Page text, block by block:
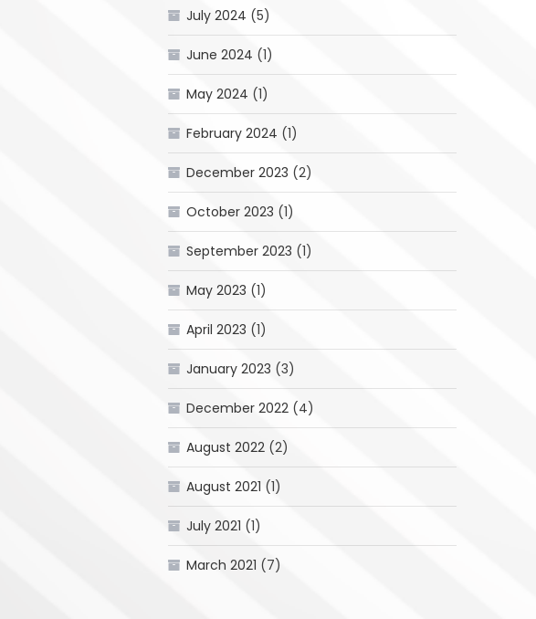
July 2024 (5)
June 2024 (1)
May 2024 (1)
February 2024 (1)
December 2023 (2)
October 2023 (1)
September 2023 (1)
May 2023 (1)
April 2023 (1)
January 2023 (3)
December 2022 (4)
August 2022 (2)
August 2021 (1)
July 2021 (1)
March 2021 (7)